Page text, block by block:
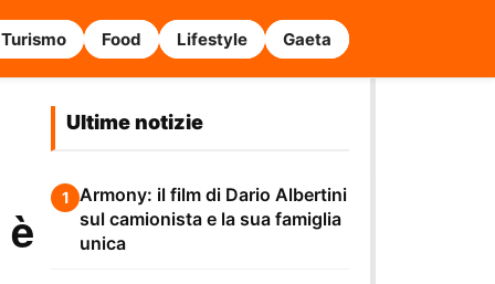
Turismo Food Lifestyle Gaeta
Ultime notizie
1 Armony: il film di Dario Albertini
sul camionista e la sua famiglia
unica